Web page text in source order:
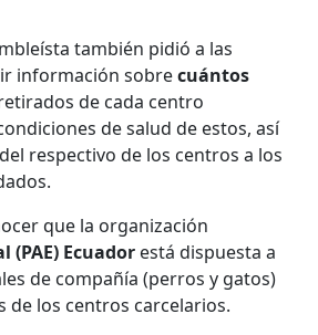
también pidió a las
información sobrecuántos
de cada centro
de salud de estos, así
respectivo de los centros a los
que la organización
(PAE) Ecuador está dispuesta a
de compañía (perros y gatos)
de los centros carcelarios.